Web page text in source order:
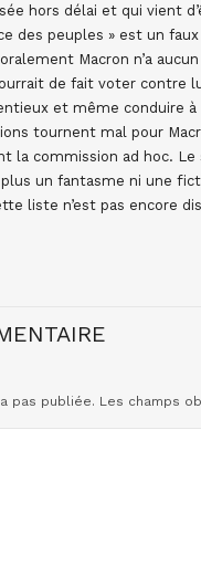
hors délai et qui vient
des peuples » est un
Macron n’a
de fait voter contre
et même conduire à
tournent mal pour
la commission ad hoc.
plus un fantasme ni une
liste n’est pas encore
pas publiée. Les champs